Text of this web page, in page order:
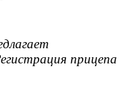
прицепа